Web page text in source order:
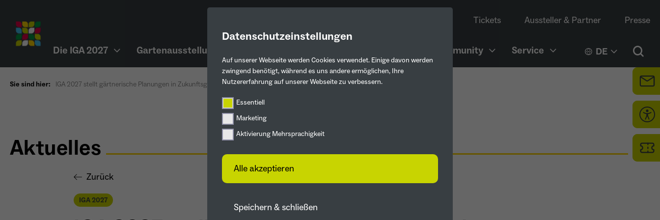
Datenschutzeinstellungen
Auf unserer Webseite werden Cookies verwendet. Einige davon werden
zwingend benötigt, während es uns andere ermöglichen, Ihre
Nutzererfahrung auf unserer Webseite zu verbessern.
Essentiell
Marketing
Aktivierung Mehrsprachigkeit
Alle akzeptieren
Speichern & schließen
Tickets Aussteller & Partner Presse
Die IGA 2027 Gartenausstellung Mitmachen & Community Service DE
Sie sind hier: IGA 2027 stellt gärtnerische Planungen in Zukunftsgärten vor
Aktuelles
Zurück
IGA 2027